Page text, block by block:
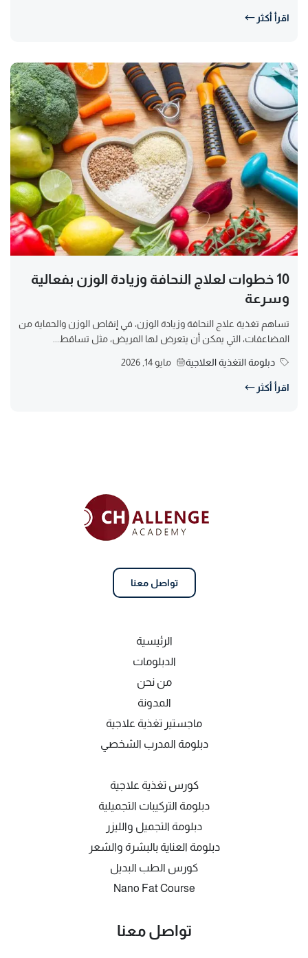
اقرأ أكثر
10 خطوات لعلاج النحافة وزيادة الوزن بفعالية
وسرعة
تساهم تغذية علاج النحافة وزيادة الوزن، في إنقاص الوزن والحماية من
المضاعفات، التي يمكن أن يتعرض لها المريض، مثل تساقط...
دبلومة التغذية العلاجية مايو 14, 2026
اقرأ أكثر
تواصل معنا
الرئيسية
الدبلومات
من نحن
المدونة
ماجستير تغذية علاجية
دبلومة المدرب الشخصي
كورس تغذية علاجية
دبلومة التركيبات التجميلية
دبلومة التجميل والليزر
دبلومة العناية بالبشرة والشعر
كورس الطب البديل
Nano Fat Course
تواصل معنا